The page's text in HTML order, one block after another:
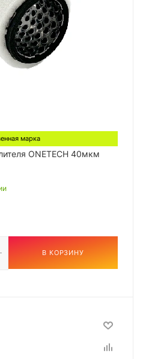
марка
ONETECH 40мкм
В КОРЗИНУ